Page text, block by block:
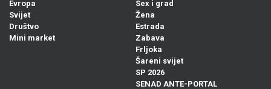
Evropa
Svijet
Društvo
Mini market
Sex i grad
Žena
Estrada
Zabava
Frljoka
Šareni svijet
SP 2026
SENAD ANTE-PORTAL